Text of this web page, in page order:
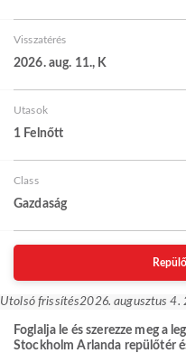
Visszatérés
2026. aug. 11., K
Utasok
1 Felnőtt
Class
Gazdaság
Utolsó frissítés2026. augusztus 4.
Foglalja le és szerezze meg a
Stockholm Arlanda repülőtér